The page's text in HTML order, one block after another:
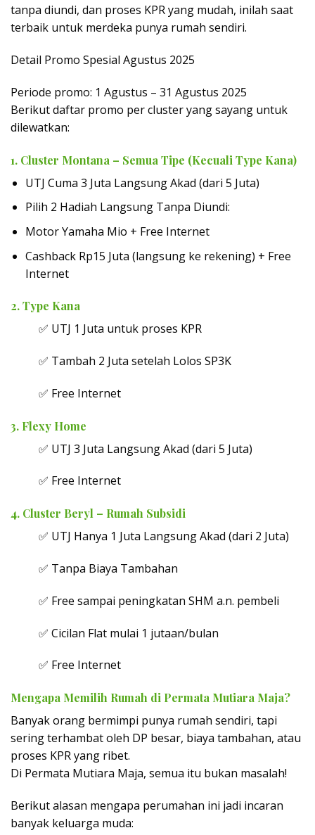
tanpa diundi, dan proses KPR yang mudah, inilah saat
terbaik untuk merdeka punya rumah sendiri.
Detail Promo Spesial Agustus 2025
Periode promo: 1 Agustus – 31 Agustus 2025
Berikut daftar promo per cluster yang sayang untuk
dilewatkan:
1. Cluster Montana – Semua Tipe (Kecuali Type Kana)
UTJ Cuma 3 Juta Langsung Akad (dari 5 Juta)
Pilih 2 Hadiah Langsung Tanpa Diundi:
Motor Yamaha Mio + Free Internet
Cashback Rp15 Juta (langsung ke rekening) + Free
Internet
2. Type Kana
✅ UTJ 1 Juta untuk proses KPR
✅ Tambah 2 Juta setelah Lolos SP3K
✅ Free Internet
3. Flexy Home
✅ UTJ 3 Juta Langsung Akad (dari 5 Juta)
✅ Free Internet
4. Cluster Beryl – Rumah Subsidi
✅ UTJ Hanya 1 Juta Langsung Akad (dari 2 Juta)
✅ Tanpa Biaya Tambahan
✅ Free sampai peningkatan SHM a.n. pembeli
✅ Cicilan Flat mulai 1 jutaan/bulan
✅ Free Internet
Mengapa Memilih Rumah di Permata Mutiara Maja?
Banyak orang bermimpi punya rumah sendiri, tapi
sering terhambat oleh DP besar, biaya tambahan, atau
proses KPR yang ribet.
Di Permata Mutiara Maja, semua itu bukan masalah!
Berikut alasan mengapa perumahan ini jadi incaran
banyak keluarga muda: